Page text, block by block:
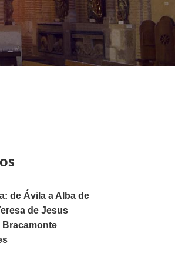
de Ávila a Alba de
de Jesus
Bracamonte